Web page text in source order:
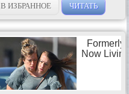
В ИЗБРАННОЕ ЧИТАТЬ